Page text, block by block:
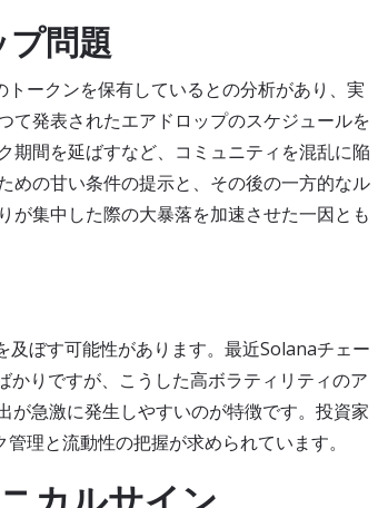
問題
ークンを保有しているとの分析があり、実
て発表されたエアドロップのスケジュールを
期間を延ばすなど、コミュニティを混乱に陥
めの甘い条件の提示と、その後の一方的なル
が集中した際の大暴落を加速させた一因とも
ぼす可能性があります。最近Solanaチェー
かりですが、こうした高ボラティリティのア
急激に発生しやすいのが特徴です。投資家
理と流動性の把握が求められています。